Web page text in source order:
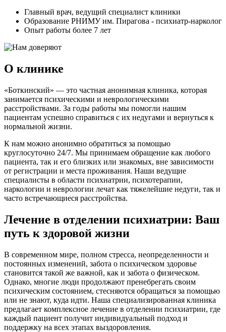
Главный врач, ведущий специалист клиники
Образование РНИМУ им. Пирагова - психиатр-нарколог
Опыт работы более 7 лет
О клинике
«Боткинский» — это частная анонимная клиника, которая
занимается психическими и неврологическими
расстройствами. За годы работы мы помогли нашим
пациентам успешно справиться с их недугами и вернуться к
нормальной жизни.
К нам можно анонимно обратиться за помощью
круглосуточно 24/7. Мы принимаем обращение как любого
пациента, так и его близких или знакомых, вне зависимости
от регистрации и места проживания. Наши ведущие
специалисты в области психиатрии, психотерапии,
наркологии и неврологии лечат как тяжелейшие недуги, так и
часто встречающиеся расстройства.
Лечение в отделении психиатрии: Ваш
путь к здоровой жизни
В современном мире, полном стресса, неопределенности и
постоянных изменений, забота о психическом здоровье
становится такой же важной, как и забота о физическом.
Однако, многие люди продолжают пренебрегать своим
психическим состоянием, стесняются обращаться за помощью
или не знают, куда идти. Наша специализированная клиника
предлагает комплексное лечение в отделении психиатрии, где
каждый пациент получит индивидуальный подход и
поддержку на всех этапах выздоровления.